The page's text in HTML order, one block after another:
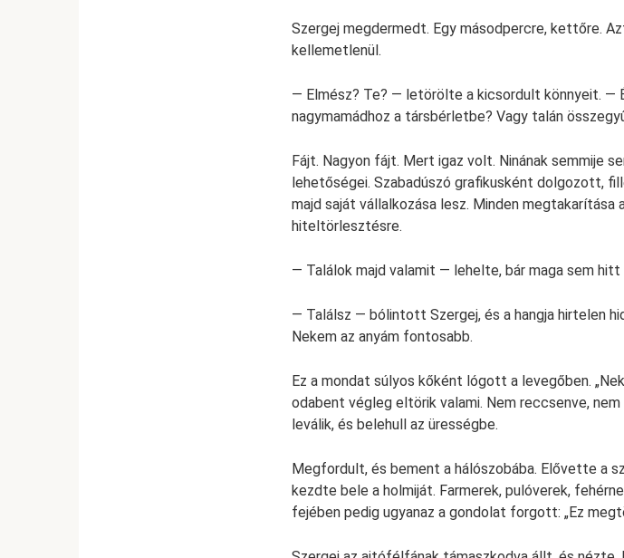
Szergej megdermedt. Egy másodpercre, kettőre.
kellemetlenül.
— Elmész? Te? — letörölte a kicsordult könnyeit. —
nagymamádhoz a társbérletbe? Vagy talán
Fájt. Nagyon fájt. Mert igaz volt. Ninának semmije
lehetőségei. Szabadúszó grafikusként dolgozott,
majd saját vállalkozása lesz. Minden
hiteltörlesztésre.
— Találok majd valamit — lehelte, bár maga sem hitt
— Találsz — bólintott Szergej, és a hangja hirtelen
Nekem az anyám fontosabb.
Ez a mondat súlyos kőként lógott a levegőben.
odabent végleg eltörik valami. Nem reccsenve,
leválik, és belehull az ürességbe.
Megfordult, és bement a hálószobába. Elővette a
kezdte bele a holmiját. Farmerek, pulóverek,
fejében pedig ugyanaz a gondolat forgott: „Ez